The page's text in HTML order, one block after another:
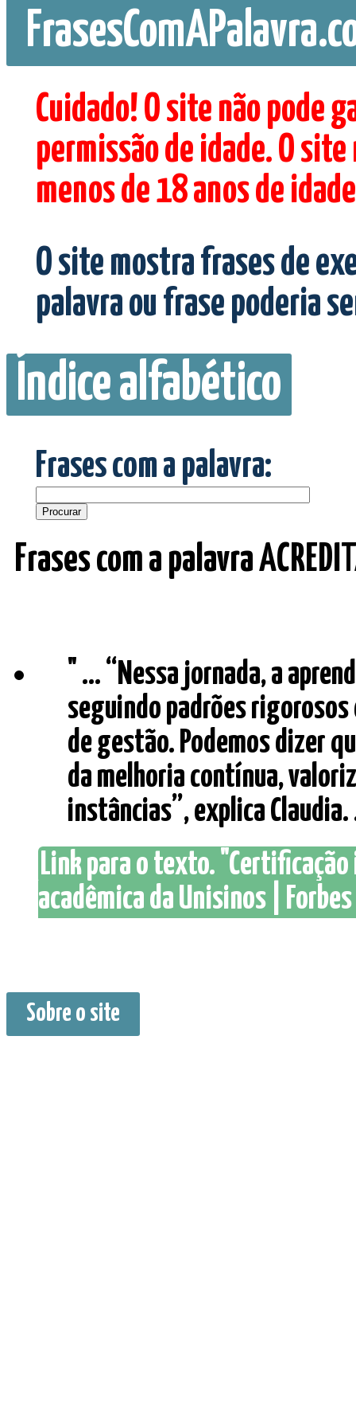
Cuidado! O site não pode
permissão de idade. O
menos de 18 anos de
O site mostra frases de
palavra ou frase poderia
Índice alfabético
Frases com a palavra:
Frases com a palavra
" ... “Nessa jornada, a
seguindo padrões rigorosos
de gestão. Podemos dizer
da melhoria contínua,
instâncias”, explica Claudia.
Link para o texto.
acadêmica da Unisinos |
Sobre o site